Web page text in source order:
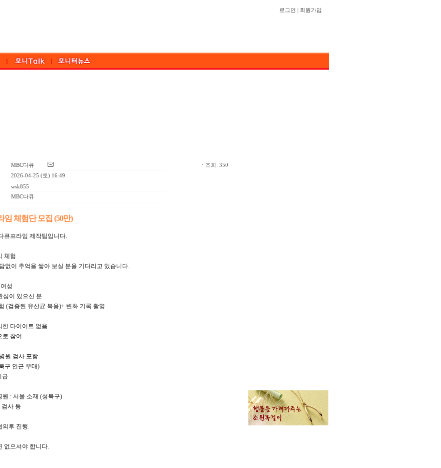
로그인 회원가입
MBC다큐
2026-04-25 (토) 16:49
wsk855
MBC다큐
ㆍ조회: 350
임 체험단 모집 (50만)
큐프라임 제작팀입니다.
체험
없이 추억을 쌓아 보실 분을 기다리고 있습니다.
성
심이 있으신 분
(검증된 유산균 복용)+ 변화 기록 촬영
한 다이어트 없음
로 참여.
원 검사 포함
구 인근 우대)
급
원 : 서울 소재 (성북구)
사 등
의후 진행.
없으셔야 합니다.